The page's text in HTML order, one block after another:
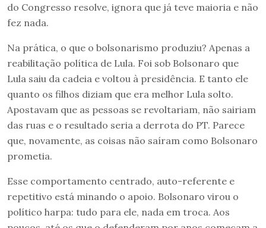
do Congresso resolve, ignora que já teve maioria e não
fez nada.
Na prática, o que o bolsonarismo produziu? Apenas a
reabilitação política de Lula. Foi sob Bolsonaro que
Lula saiu da cadeia e voltou à presidência. E tanto ele
quanto os filhos diziam que era melhor Lula solto.
Apostavam que as pessoas se revoltariam, não sairiam
das ruas e o resultado seria a derrota do PT. Parece
que, novamente, as coisas não saíram como Bolsonaro
prometia.
Esse comportamento centrado, auto-referente e
repetitivo está minando o apoio. Bolsonaro virou o
político harpa: tudo para ele, nada em troca. Aos